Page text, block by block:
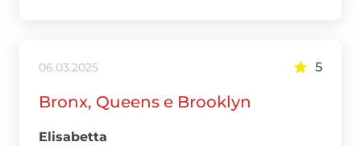
06.03.2025 5
Bronx, Queens e Brooklyn
Elisabetta